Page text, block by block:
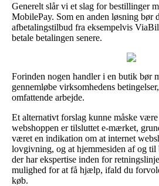
Generelt slår vi et slag for bestillinger
MobilePay. Som en anden løsning bør
afbetalingstilbud fra eksempelvis
betale betalingen senere.
Forinden nogen handler i en butik bør
gennemløbe virksomhedens
omfattende arbejde.
Et alternativt forslag kunne måske
webshoppen er tilsluttet e-mærket,
været en indikation om at internet
lovgivning, og at hjemmesiden af og til
der har ekspertise inden for
mulighed for at få hjælp, ifald du
køb.